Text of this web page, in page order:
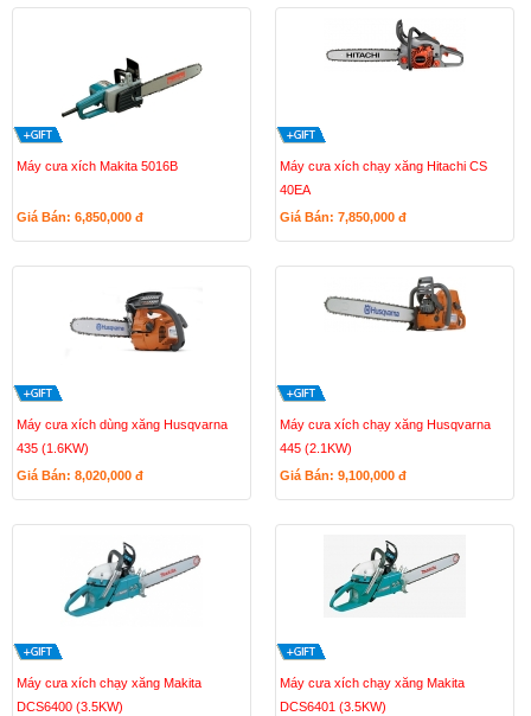
Máy cưa xích Makita 5016B
Giá Bán: 6,850,000 đ
Máy cưa xích chạy xăng Hitachi CS
40EA
Giá Bán: 7,850,000 đ
Máy cưa xích dùng xăng Husqvarna
435 (1.6KW)
Giá Bán: 8,020,000 đ
Máy cưa xích chạy xăng Husqvarna
445 (2.1KW)
Giá Bán: 9,100,000 đ
Máy cưa xích chạy xăng Makita
DCS6400 (3.5KW)
Máy cưa xích chạy xăng Makita
DCS6401 (3.5KW)